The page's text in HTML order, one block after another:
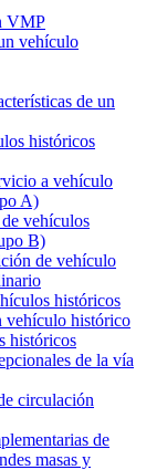
VMP
vehículo
de un
históricos
a vehículo
A)
vehículos
B)
de vehículo
históricos
vehículo histórico
históricos
de la vía
circulación
de
masas y